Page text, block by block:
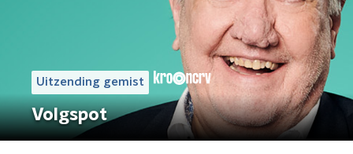
Uitzending gemist
Volgspot